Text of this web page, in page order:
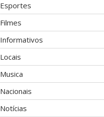
Esportes
Filmes
Informativos
Locais
Musica
Nacionais
Notícias